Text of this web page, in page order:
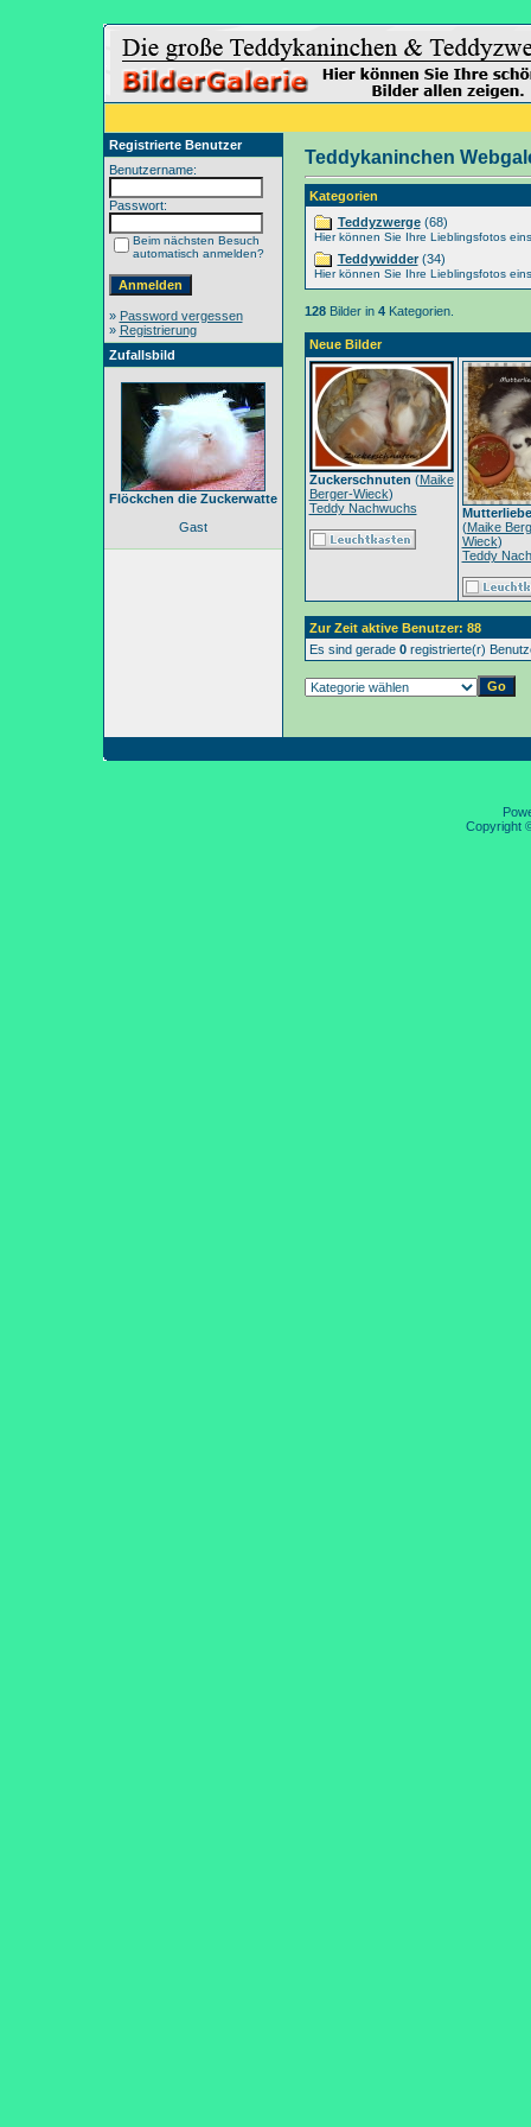
Registrierte Benutzer
Benutzername:
Passwort:
Beim nächsten Besuch
automatisch anmelden?
» Password vergessen
» Registrierung
Zufallsbild
Flöckchen die Zuckerwatte
Gast
Teddykaninchen
Kategorien
Teddyzwerge(68)
Hier können Sie Ihre Lieblingsfotos
Teddywidder(34)
Hier können Sie Ihre Lieblingsfotos
128Bilder in 4Kategorien.
Neue Bilder
Zuckerschnuten (Maike
Berger-Wieck)
Teddy Nachwuchs
Mutterliebe
(Maike
Wieck)
Teddy
Zur Zeit aktive Benutzer: 88
Es sind gerade 0registrierte(r)
Copyright